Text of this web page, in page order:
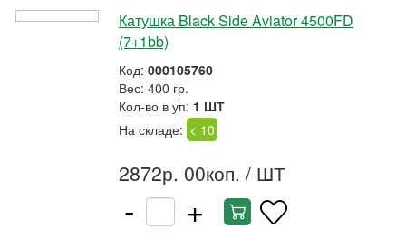
Катушка Black Side Aviator 4500FD
(7+1bb)
Код: 000105760
Вес: 400 гр.
Кол-во в уп: 1 ШТ
На складе: < 10
2872р. 00коп. / ШТ
- +